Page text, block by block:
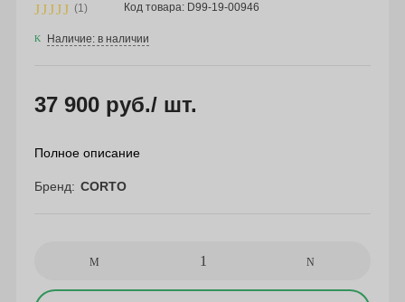
(1) Код товара: D99-19-00946
Наличие: в наличии
37 900 руб./ шт.
Полное описание
Бренд CORTO